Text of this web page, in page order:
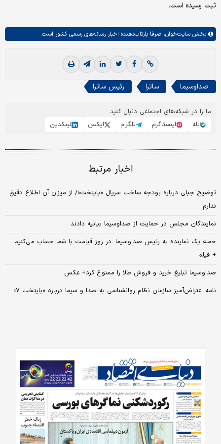
ثبت رسیده است.
بخش سایت‌خوان، صرفا بازتاب‌دهنده اخبار رسانه‌های رسمی کشور است.
صداوسیما ساترا رئیس ساترا
ما را در شبکه‌های اجتماعی دنبال کنید
بله
اینستاگرم تلگرام ایکس لینکدین
اخبار مرتبط
توضیح جبلی درباره بودجه ساخت سریال «پایتخت»/ از میزان آن اطلاع دقیق
ندارم
نمایندگان مجلس در حمایت از صداوسیما بیانیه دادند
حمله یک نماینده به رئیس صداوسیما: در روز قیامت با شما حساب می‌کنیم
+ فیلم
صداوسیما تبلیغ خرید و فروش طلا را ممنوع کرد+ عکس
نامه اعتراض‌آمیز سازمان نظام روانشناسی به صدا و سیما درباره «پایتخت ۷»